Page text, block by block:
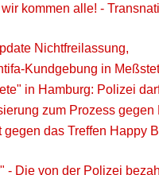
wir kommen alle! -
Nichtfreilassung,
Kundgebung in
in Hamburg: Polizei
zum Prozess
gegen das Treffen Happy
- Die von der Polizei